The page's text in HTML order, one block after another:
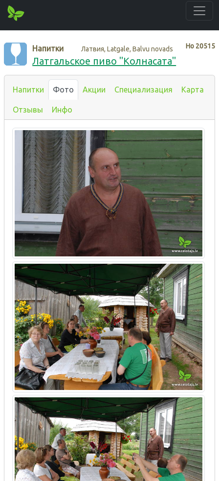
Нo 20515
Напитки Латвия, Latgale, Balvu novads
Латгальское пиво "Колнасата"
Напитки Фото Акции Специализация Карта
Отзывы Инфо